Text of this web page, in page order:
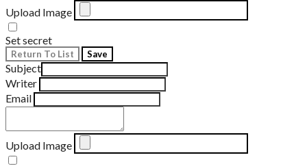
Upload Image
Set secret
Return To List Save
Subject
Writer
Email
Upload Image